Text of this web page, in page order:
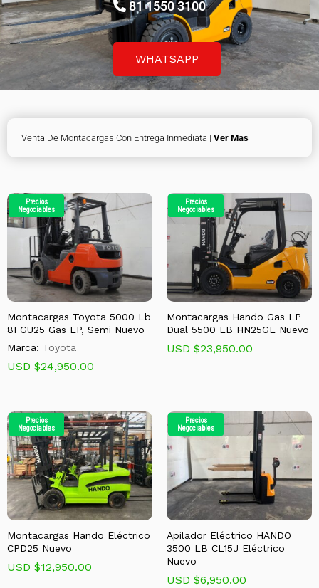
abril 24, 2024 /by juancarlos/inUncategorized
81 1550 3100
WHATSAPP
Venta De Montacargas Con Entrega Inmediata | Ver Mas
Precios
Negociables
Montacargas Toyota 5000 Lb
8FGU25 Gas LP, Semi Nuevo
Marca: Toyota
USD $24,950.00
Precios
Negociables
Montacargas Hando Gas LP
Dual 5500 LB HN25GL Nuevo
USD $23,950.00
Precios
Negociables
Montacargas Hando Eléctrico
CPD25 Nuevo
USD $12,950.00
Precios
Negociables
Apilador Eléctrico HANDO
3500 LB CL15J Eléctrico
Nuevo
USD $6,950.00